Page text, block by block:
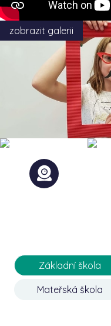
zobrazit galerii
Základní škola
Mateřská škola